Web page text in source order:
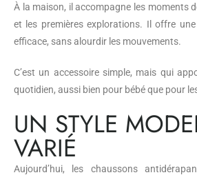
À la maison, il accompagne les moments
et les premières explorations. Il offre
efficace, sans alourdir les mouvements.
C’est un accessoire simple, mais qui
quotidien, aussi bien pour bébé que pour
UN STYLE
VARIÉ
Aujourd’hui, les chaussons